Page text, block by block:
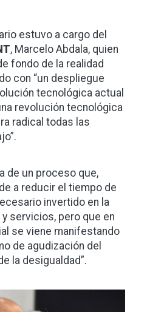
estuvo a cargo del
, Marcelo Abdala, quien
fondo de la realidad
con “un despliegue
tecnológica actual
revolución tecnológica
radical todas las
de un proceso que,
a reducir el tiempo de
invertido en la
servicios, pero que en
se viene manifestando
de agudización del
la desigualdad”.